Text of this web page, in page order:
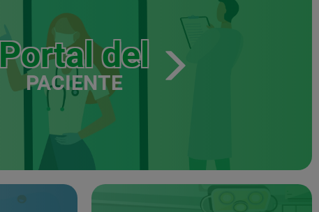
Portal del
PACIENTE